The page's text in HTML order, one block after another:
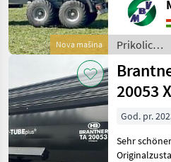
Nova mašina
akkor
AGRO!
közvetlenül
a régió
Prikolice i
vozila /
Sonstige
20053
Push+
God. pr.
Sehr schöner